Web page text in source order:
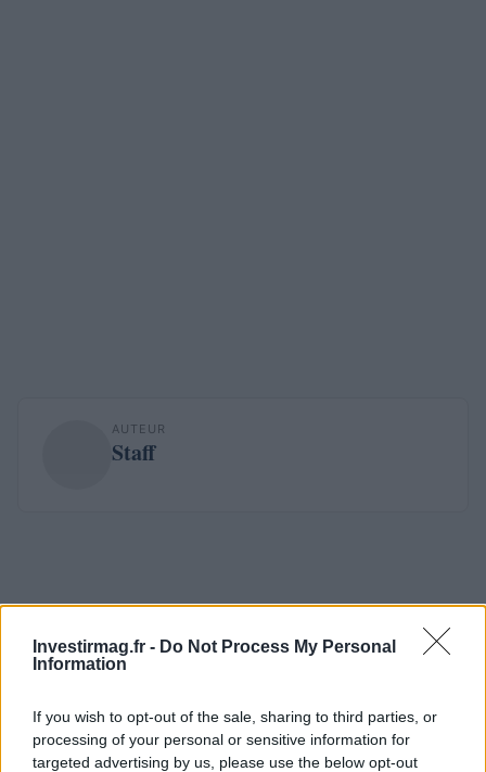
Investirmag.fr - Do Not Process My Personal
Information
If you wish to opt-out of the sale, sharing to third parties, or
processing of your personal or sensitive information for
targeted advertising by us, please use the below opt-out
AUTEUR
Staff